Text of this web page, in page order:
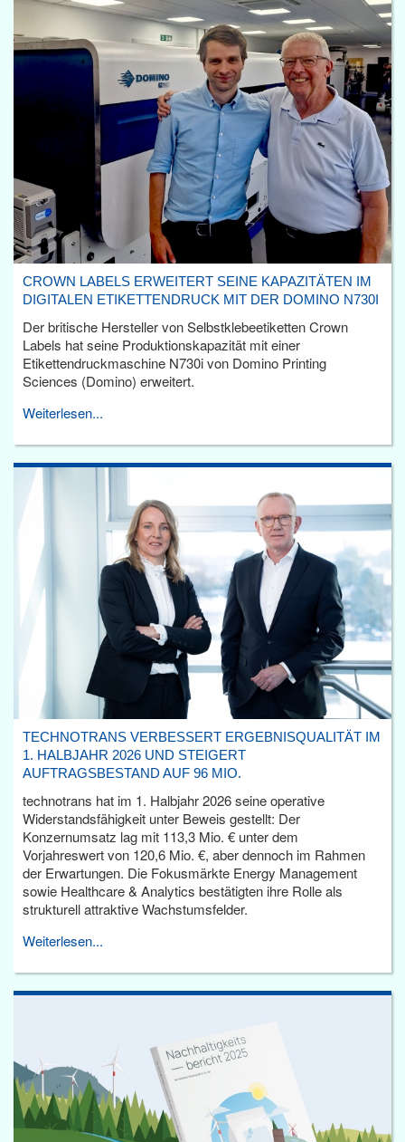
CROWN LABELS ERWEITERT SEINE KAPAZITÄTEN IM
DIGITALEN ETIKETTENDRUCK MIT DER DOMINO N730I
Der britische Hersteller von Selbstklebeetiketten Crown
Labels hat seine Produktionskapazität mit einer
Etikettendruckmaschine N730i von Domino Printing
Sciences (Domino) erweitert.
Weiterlesen...
TECHNOTRANS VERBESSERT ERGEBNISQUALITÄT IM
1. HALBJAHR 2026 UND STEIGERT
AUFTRAGSBESTAND AUF 96 MIO.
technotrans hat im 1. Halbjahr 2026 seine operative
Widerstandsfähigkeit unter Beweis gestellt: Der
Konzernumsatz lag mit 113,3 Mio. € unter dem
Vorjahreswert von 120,6 Mio. €, aber dennoch im Rahmen
der Erwartungen. Die Fokusmärkte Energy Management
sowie Healthcare & Analytics bestätigten ihre Rolle als
strukturell attraktive Wachstumsfelder.
Weiterlesen...